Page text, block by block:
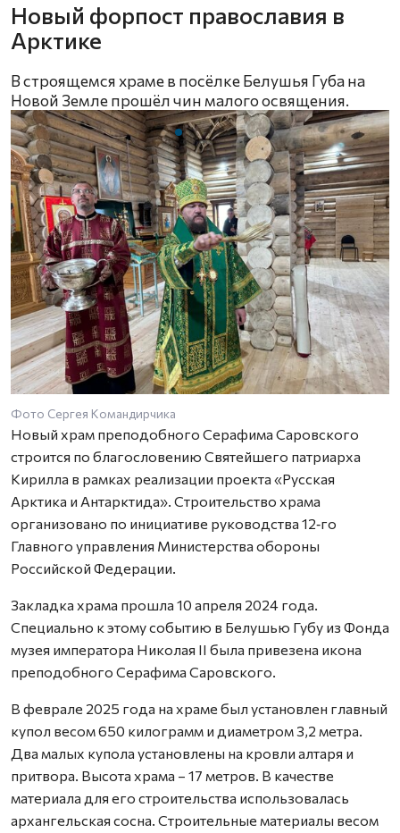
Новый форпост православия в
Арктике
В строящемся храме в посёлке Белушья Губа на
Новой Земле прошёл чин малого освящения.
Фото Сергея Командирчика
Новый храм преподобного Серафима Саровского
строится по благословению Святейшего патриарха
Кирилла в рамках реализации проекта «Русская
Арктика и Антарктида». Строительство храма
организовано по инициативе руководства 12‑го
Главного управления Министерства обороны
Российской Федерации.
Закладка храма прошла 10 апреля 2024 года.
Специально к этому событию в Белушью Губу из Фонда
музея императора Николая II была привезена икона
преподобного Серафима Саровского.
В феврале 2025 года на храме был установлен главный
купол весом 650 килограмм и диаметром 3,2 метра.
Два малых купола установлены на кровли алтаря и
притвора. Высота храма – 17 метров. В качестве
материала для его строительства использовалась
архангельская сосна. Строительные материалы весом